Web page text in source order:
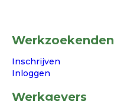
Werkzoekenden
Inschrijven
Inloggen
Werkgevers